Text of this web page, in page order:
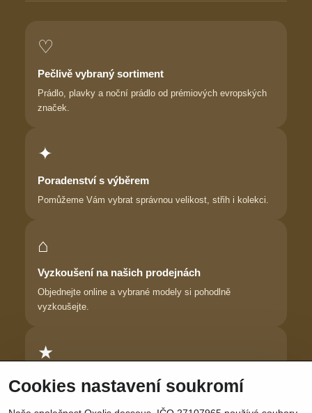
♡
Pečlivě vybraný sortiment
Prádlo, plavky a noční prádlo od prémiových evropských
značek.
✦
Poradenství s výběrem
Pomůžeme Vám vybrat správnou velikost, střih i kolekci.
⌂
Vyzkoušení na našich prodejnách
Objednejte online a vybrané modely si pohodlně
vyzkoušejte.
★
Důvěra zákaznic
Cookies nastavení soukromí